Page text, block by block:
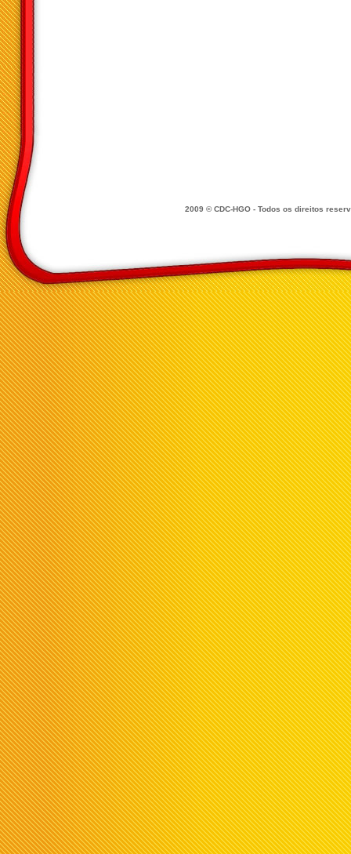
2009 © CDC-HGO - Todos os direitos